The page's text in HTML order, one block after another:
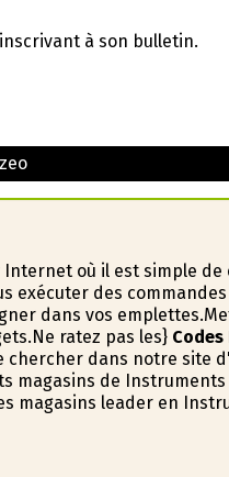
à son bulletin.
où il est simple de
exécuter des
dans vos
ratez pas les} Codes
dans notre site
magasins de Instruments
magasins leader en